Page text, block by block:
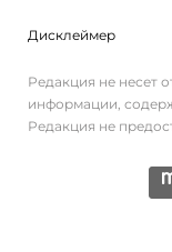
Дисклеймер
Редакция не несет
информации,
Редакция не